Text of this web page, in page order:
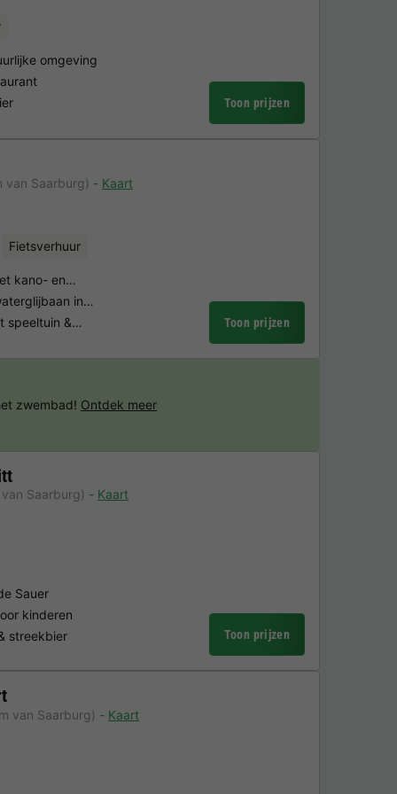
omgeving
Toon prijzen
van Saarburg)
Kaart
Fietsverhuur
kano- en…
in…
speeltuin &…
Toon prijzen
Saarburg)
Kaart
Sauer
kinderen
streekbier
Toon prijzen
van Saarburg)
Kaart
zwembad! Ontdek meer